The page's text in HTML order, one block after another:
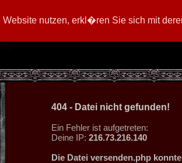
nutzen, erkl�ren Sie sich mit
404 - Datei nicht gefunden!
Ein Fehler ist aufgetreten:
Deine IP: 216.73.216.140
Die Datei versenden.php